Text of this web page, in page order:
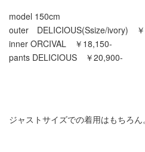
model 150cm
outer DELICIOUS(Ssize/ivory)
inner ORCIVAL ￥18,150-
pants DELICIOUS ￥20,900-
ジャストサイズでの着用はもちろん。